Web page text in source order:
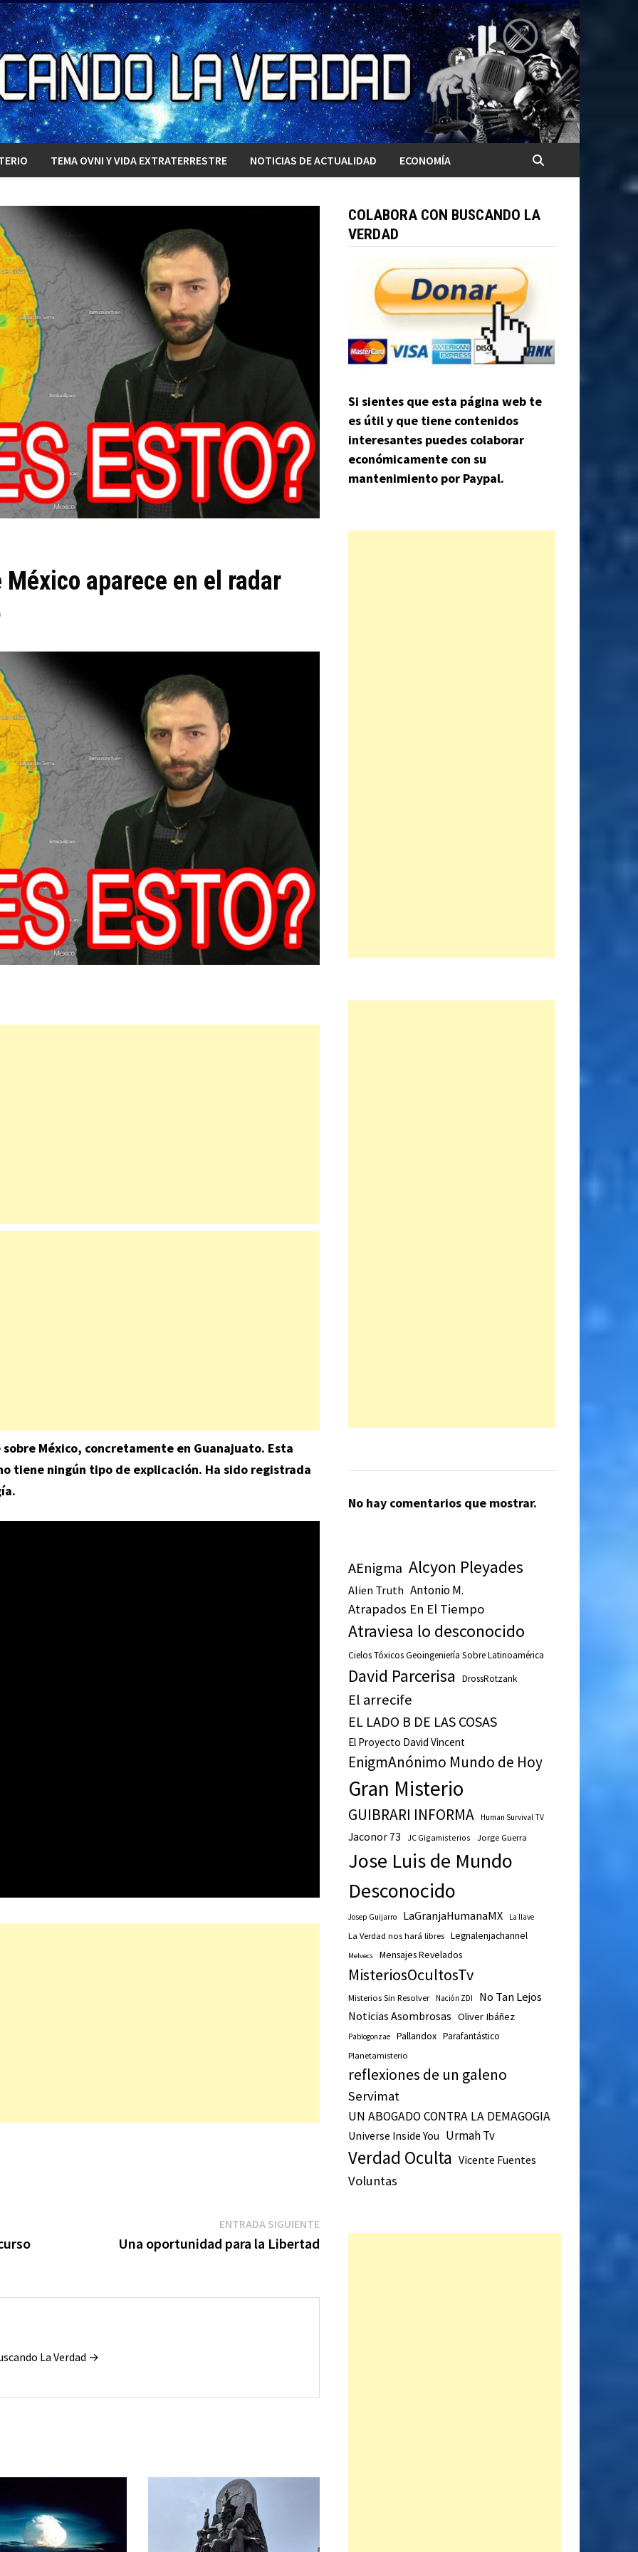
TEMA OVNI Y VIDA EXTRATERRESTRE NOTICIAS DE ACTUALIDAD ECONOMÍA
aparece en el radar
México, concretamente en Guanajuato. Esta
tiene ningún tipo de explicación. Ha sido registrada
ENTRADA SIGUIENTEEntrada
siguiente:
Una oportunidad para la Libertad
La Verdad →
COLABORA CON BUSCANDO LA
VERDAD
Si sientes que esta página web te
es útil y que tiene contenidos
interesantes puedes colaborar
económicamente con su
mantenimiento por Paypal.
No hay comentarios que mostrar.
AEnigma Alcyon Pleyades
Alien Truth Antonio M.
Atrapados En El Tiempo
Atraviesa lo desconocido
Cielos Tóxicos Geoingeniería Sobre Latinoamérica
David Parcerisa DrossRotzank
El arrecife
EL LADO B DE LAS COSAS
El Proyecto David Vincent
EnigmAnónimo Mundo de Hoy
Gran Misterio
GUIBRARI INFORMA Human Survival TV
Jaconor 73 JC Gigamisterios Jorge Guerra
Jose Luis de Mundo
Desconocido
Josep Guijarro LaGranjaHumanaMX La llave
La Verdad nos hará libres Legnalenjachannel
Melvecs Mensajes Revelados
MisteriosOcultosTv
Misterios Sin Resolver Nación ZDI No Tan Lejos
Noticias Asombrosas Oliver Ibáñez
Pablogonzae Pallandox Parafantástico
Planetamisterio
reflexiones de un galeno
Servimat
UN ABOGADO CONTRA LA DEMAGOGIA
Universe Inside You Urmah Tv
Verdad Oculta Vicente Fuentes
Voluntas